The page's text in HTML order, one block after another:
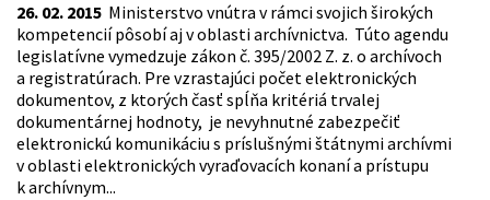
26. 02. 2015 Ministerstvo vnútra v rámci svojich širokých
kompetencií pôsobí aj v oblasti archívnictva. Túto agendu
legislatívne vymedzuje zákon č. 395/2002 Z. z. o archívoch
a registratúrach. Pre vzrastajúci počet elektronických
dokumentov, z ktorých časť spĺňa kritériá trvalej
dokumentárnej hodnoty, je nevyhnutné zabezpečiť
elektronickú komunikáciu s príslušnými štátnymi archívmi
v oblasti elektronických vyraďovacích konaní a prístupu
k archívnym...